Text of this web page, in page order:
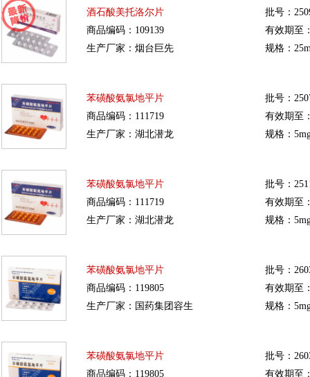
酒石酸美托洛尔片
商品编码：109139
生产厂家：烟台巨先
批号：
有效期至
规格：
苯磺酸氨氯地平片
商品编码：111719
生产厂家：湖北潜龙
批号：
有效期至
规格：
苯磺酸氨氯地平片
商品编码：111719
生产厂家：湖北潜龙
批号：
有效期至
规格：
苯磺酸氨氯地平片
商品编码：119805
生产厂家：国药集团容生
批号：
有效期至
规格：
苯磺酸氨氯地平片
商品编码：119805
批号：
有效期至